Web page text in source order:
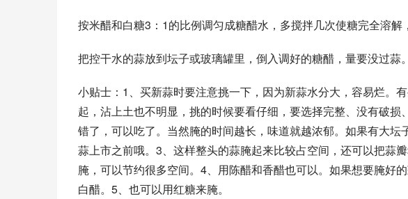
按米醋和白糖3：1的比例调匀成糖醋水，多搅拌几次使糖完全溶解
把控干水的蒜放到坛子或玻璃罐里，倒入调好的糖醋，量要没过蒜
小贴士：1、买新蒜时要注意挑一下，因为新蒜水分大，容易烂。
起，沾上土也不明显，挑的时候要看仔细，要选择完整、没有破
错了，可以吃了。当然腌的时间越长，味道就越浓郁。如果有大
蒜上市之前哦。3、这样整头的蒜腌起来比较占空间，还可以把蒜
腌，可以节约很多空间。4、用陈醋和香醋也可以。如果想要腌好
白醋。5、也可以用红糖来腌。